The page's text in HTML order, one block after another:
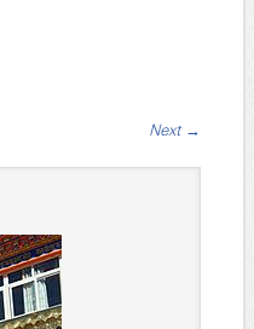
Next →